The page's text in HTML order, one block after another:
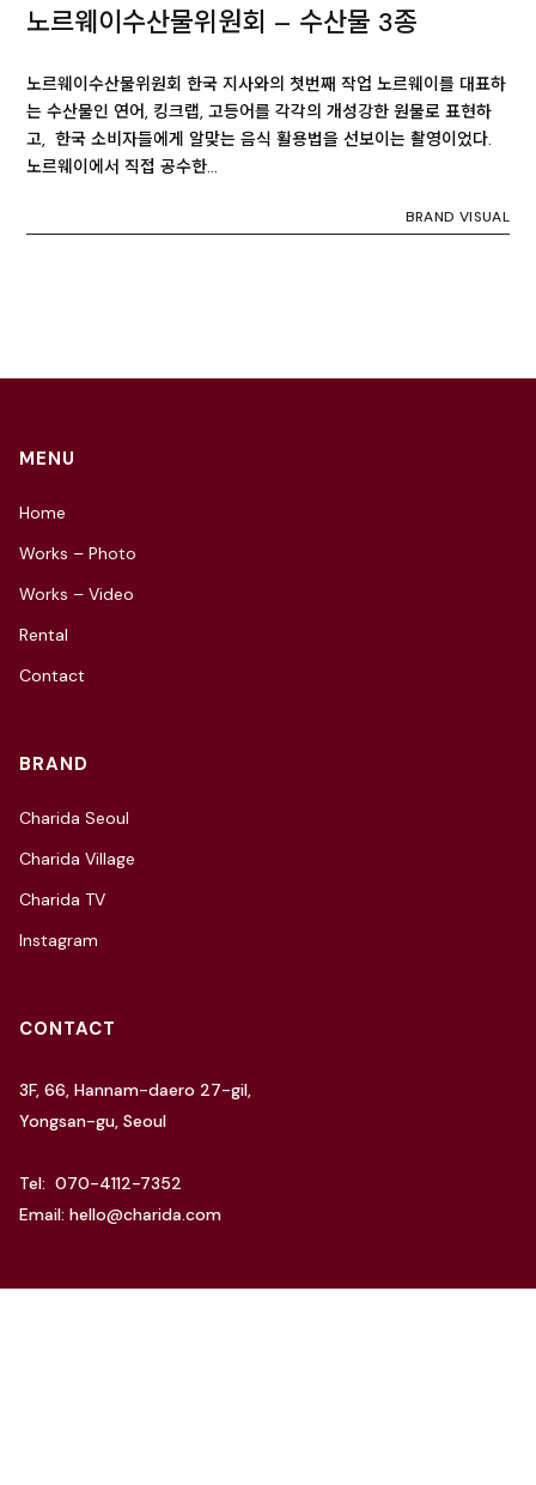
노르웨이수산물위원회 – 수산물 3종
노르웨이수산물위원회 한국 지사와의 첫번째 작업 노르웨이를 대표하
는 수산물인 연어, 킹크랩, 고등어를 각각의 개성강한 원물로 표현하
고, 한국 소비자들에게 알맞는 음식 활용법을 선보이는 촬영이었다.
노르웨이에서 직접 공수한…
BRAND VISUAL
MENU
Home
Works – Photo
Works – Video
Rental
Contact
BRAND
Charida Seoul
Charida Village
Charida TV
Instagram
CONTACT
3F, 66, Hannam-daero 27-gil,
Yongsan-gu, Seoul
Tel: 070-4112-7352
Email: hello@charida.com